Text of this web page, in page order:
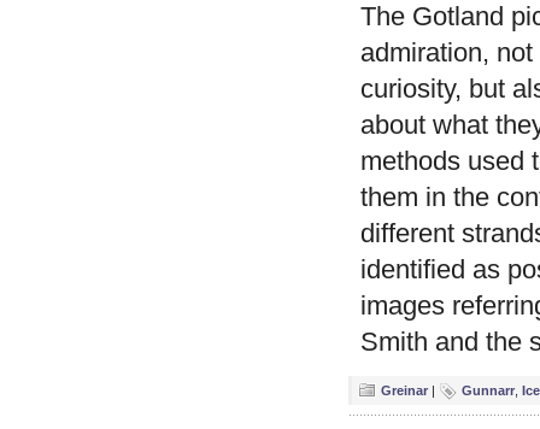
The Gotland
admiration,
curiosity, but
about what
methods used
them in the
different
identified as
images
Smith and the
Greinar | Gunnarr